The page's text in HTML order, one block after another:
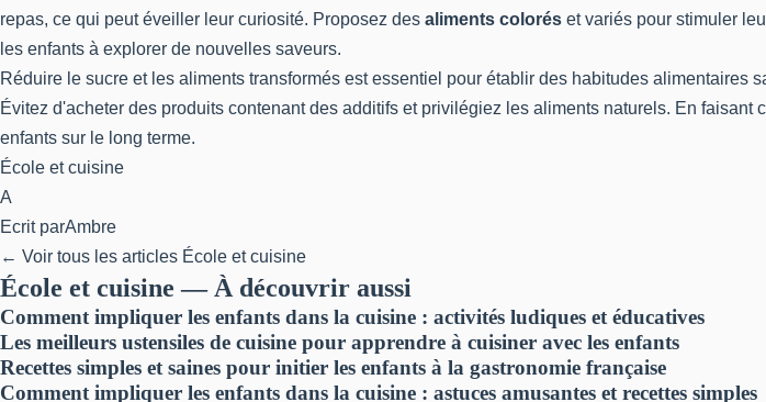
repas, ce qui peut éveiller leur curiosité. Proposez des aliments colorés et variés pour stimuler
les enfants à explorer de nouvelles saveurs.
Réduire le sucre et les aliments transformés est essentiel pour établir des habitudes
Évitez d'acheter des produits contenant des additifs et privilégiez les aliments naturels. En
enfants sur le long terme.
École et cuisine
A
Ecrit parAmbre
← Voir tous les articles École et cuisine
École et cuisine — À découvrir aussi
Comment impliquer les enfants dans la cuisine : activités ludiques et éducatives
Les meilleurs ustensiles de cuisine pour apprendre à cuisiner avec les enfants
Recettes simples et saines pour initier les enfants à la gastronomie française
Comment impliquer les enfants dans la cuisine : astuces amusantes et recettes simples